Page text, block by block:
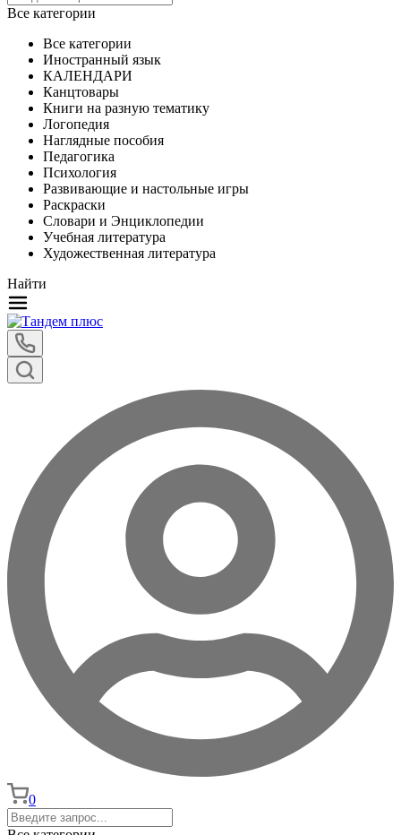
Все категории
Все категории
Иностранный язык
КАЛЕНДАРИ
Канцтовары
Книги на разную тематику
Логопедия
Наглядные пособия
Педагогика
Психология
Развивающие и настольные игры
Раскраски
Словари и Энциклопедии
Учебная литература
Художественная литература
Найти
0